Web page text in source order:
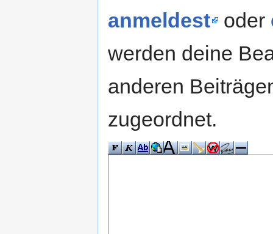
anmeldest
oder
werden deine
anderen
zugeordnet.